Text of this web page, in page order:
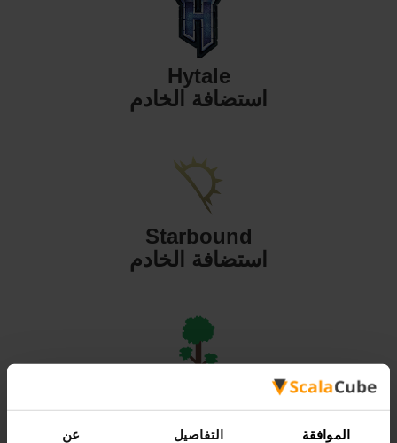
الموافقة التفاصيل عن
Hytale
استضافة الخادم
Starbound
استضافة الخادم